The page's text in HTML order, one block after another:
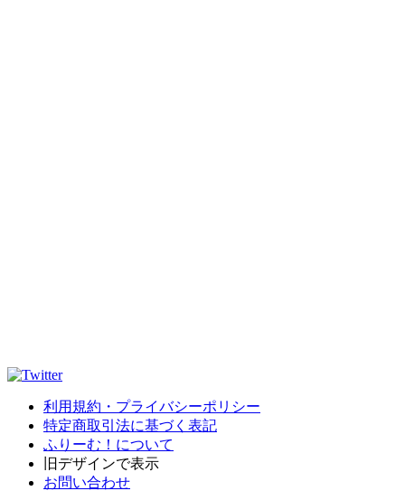
利用規約・プライバシーポリシー
特定商取引法に基づく表記
ふりーむ！について
旧デザインで表示
お問い合わせ